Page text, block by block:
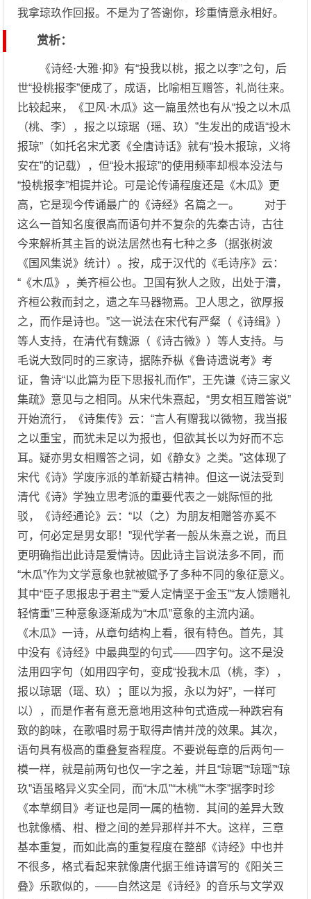
我拿琼玖作回报。不是为了答谢你，珍重情意永相好。
赏析：
《诗经·大雅·抑》有“投我以桃，报之以李”之句，后
世“投桃报李”便成了，成语，比喻相互赠答，礼尚往来。
比较起来，《卫风·木瓜》这一篇虽然也有从“投之以木瓜
（桃、李），报之以琼琚（瑶、玖）”生发出的成语“投木
报琼”（如托名宋尤袤《全唐诗话》就有“投木报琼，义将
安在”的记载），但“投木报琼”的使用频率却根本没法与
“投桃报李”相提并论。可是论传诵程度还是《木瓜》更
高，它是现今传诵最广的《诗经》名篇之一。 对于
这么一首知名度很高而语句并不复杂的先秦古诗，古往
今来解析其主旨的说法居然也有七种之多（据张树波
《国风集说》统计）。按，成于汉代的《毛诗序》云：
“《木瓜》，美齐桓公也。卫国有狄人之败，出处于漕，
齐桓公救而封之，遗之车马器物焉。卫人思之，欲厚报
之，而作是诗也。”这一说法在宋代有严粲（《诗缉》）
等人支持，在清代有魏源（《诗古微》）等人支持。与
毛说大致同时的三家诗，据陈乔枞《鲁诗遗说考》考
证，鲁诗“以此篇为臣下思报礼而作”，王先谦《诗三家义
集疏》意见与之相同。从宋代朱熹起，“男女相互赠答说”
开始流行，《诗集传》云：“言人有赠我以微物，我当报
之以重宝，而犹未足以为报也，但欲其长以为好而不忘
耳。疑亦男女相赠答之词，如《静女》之类。”这体现了
宋代《诗》学废序派的革新疑古精神。但这一说法受到
清代《诗》学独立思考派的重要代表之一姚际恒的批
驳，《诗经通论》云：“以（之）为朋友相赠答亦奚不
可，何必定是男女耶！”现代学者一般从朱熹之说，而且
更明确指出此诗是爱情诗。因此诗主旨说法多不同，而
“木瓜”作为文学意象也就被赋予了多种不同的象征意义。
其中“臣子思报忠于君主”“爱人定情坚于金玉”“友人馈赠礼
轻情重”三种意象逐渐成为“木瓜”意象的主流内涵。
《木瓜》一诗，从章句结构上看，很有特色。首先，其
中没有《诗经》中最典型的句式——四字句。这不是没
法用四字句（如用四字句，变成“投我木瓜（桃，李），
报以琼琚（瑶、玖）；匪以为报，永以为好”，一样可
以），而是作者有意无意地用这种句式造成一种跌宕有
致的韵味，在歌唱时易于取得声情并茂的效果。其次，
语句具有极高的重叠复沓程度。不要说每章的后两句一
模一样，就是前两句也仅一字之差，并且“琼琚”“琼瑶”“琼
玖”语虽略异义实全同，而“木瓜”“木桃”“木李”据李时珍
《本草纲目》考证也是同一属的植物．其间的差异大致
也就像橘、柑、橙之间的差异那样并不大。这样，三章
基本重复，而如此高的重复程度在整部《诗经》中也并
不很多，格式看起来就像唐代据王维诗谱写的《阳关三
叠》乐歌似的，——自然这是《诗经》的音乐与文学双